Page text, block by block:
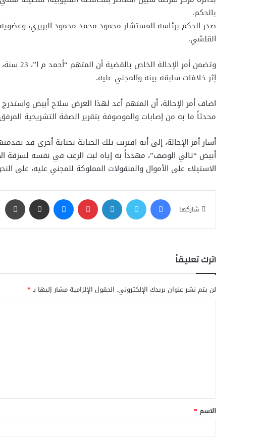
بالحكم.
صدر الحكم برئاسة المستشار محمود محمد محمود البريري،
القلشي.
وتضمن
إثر خلافات سابقة بينه والمجني عليه.
اضاف أمر الإحالة، أن المتهم أعد لهذا الغرض سلاح أبيض
محدثاً ما به من إصابات والموصوفة بتقرير الصفة التشريحية
أشار أمر الإحالة، إلى أنه اقترنت تلك الجناية بجناية أخرى قد
أبيض “تالي الوصف”، مهدداً به إياه لبث الرعب في نفسه لسرقة
الاستيلاء على الأموال والمنقولات المملوكة للمجني عليه، على
شاركها
اترك تعليقاً
لن يتم نشر عنوان بريدك الإلكتروني. الحقول الإلزامية مشار إليها بـ*
ق
*
الاسم *